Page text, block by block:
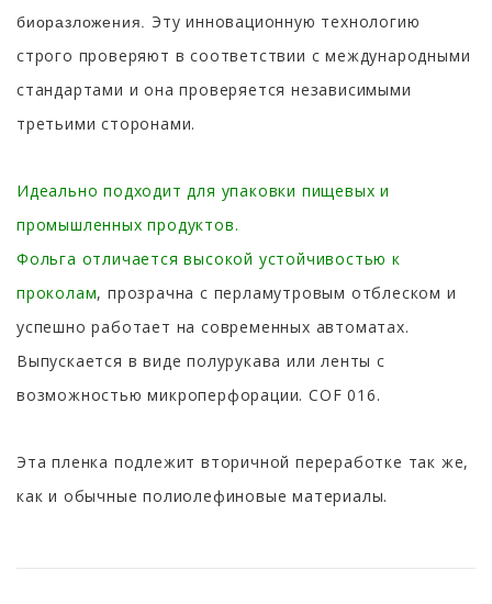
биоразложения. Эту инновационную технологию
строго проверяют в соответствии с международными
стандартами и она проверяется независимыми
третьими сторонами.
Идеально подходит для упаковки пищевых и
промышленных продуктов.
Фольга отличается высокой устойчивостью к
проколам, прозрачна с перламутровым отблеском и
успешно работает на современных автоматах.
Выпускается в виде полурукава или ленты с
возможностью микроперфорации. COF 016.
Эта пленка подлежит вторичной переработке так же,
как и обычные полиолефиновые материалы.